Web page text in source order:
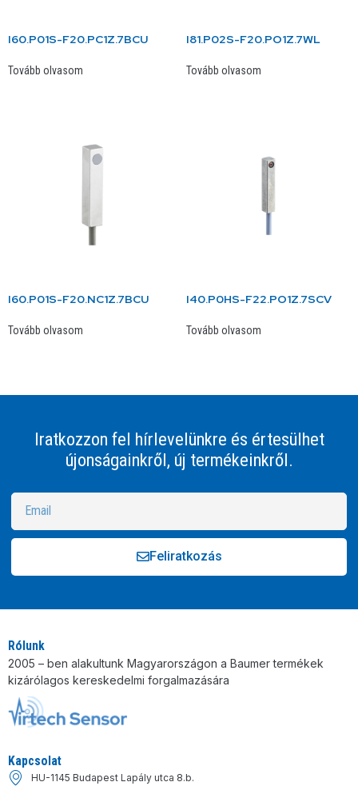
I60.P01S-F20.PC1Z.7BCU
Tovább olvasom
I81.P02S-F20.PO1Z.7WL
Tovább olvasom
I60.P01S-F20.NC1Z.7BCU
Tovább olvasom
I40.P0HS-F22.PO1Z.7SCV
Tovább olvasom
Iratkozzon fel hírlevelünkre és értesülhet
újonságainkről, új termékeinkről.
Feliratkozás
Rólunk
2005 – ben alakultunk Magyarországon a Baumer termékek
kizárólagos kereskedelmi forgalmazására
Kapcsolat
HU-1145 Budapest Lapály utca 8.b.